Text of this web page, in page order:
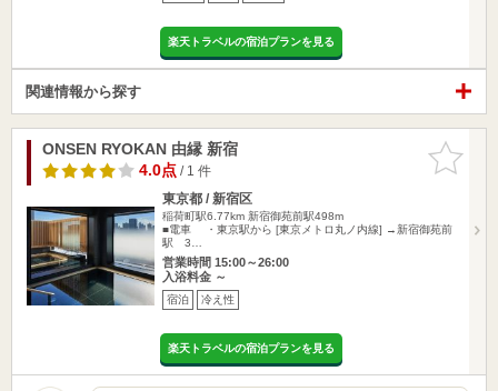
楽天トラベルの宿泊プランを見る
関連情報から探す
お気に入
りに追加
ONSEN RYOKAN 由縁 新宿
4.0点/ 1 件
東京都 / 新宿区
稲荷町駅6.77km 新宿御苑前駅498m
■電車 ・東京駅から [東京メトロ丸ノ内線] →新宿御苑前
駅 3…
営業時間 15:00～26:00
入浴料金 ～
宿泊 冷え性
楽天トラベルの宿泊プランを見る